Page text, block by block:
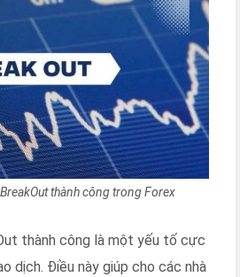
thành công trong Forex
thành công là một yếu tố cực
dịch. Điều này giúp cho các nhà